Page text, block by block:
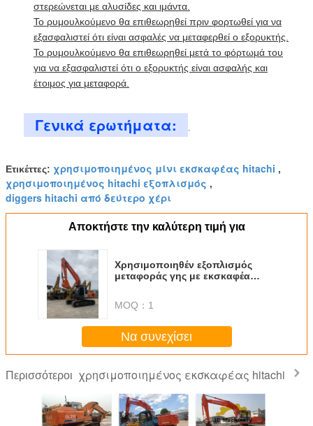
στερεώνεται με αλυσίδες και ιμάντα.
Το ρυμουλκούμενο θα επιθεωρηθεί πριν φορτωθεί για να
εξασφαλιστεί ότι είναι ασφαλές να μεταφερθεί ο εξορυκτής.
Το ρυμουλκούμενο θα επιθεωρηθεί μετά το φόρτωμά του
για να εξασφαλιστεί ότι ο εξορυκτής είναι ασφαλής και
έτοιμος για μεταφορά.
Γενικά ερωτήματα: .
Ετικέττες: χρησιμοποιημένος μίνι εκσκαφέας hitachi ,
χρησιμοποιημένος hitachi εξοπλισμός ,
diggers hitachi από δεύτερο χέρι
Αποκτήστε την καλύτερη τιμή για
Χρησιμοποιηθέν εξοπλισμός
μεταφοράς γης με εκσκαφέα
MOQ： 1
Να συνεχίσει
Περισσότεροι χρησιμοποιημένος εκσκαφέας hitachi